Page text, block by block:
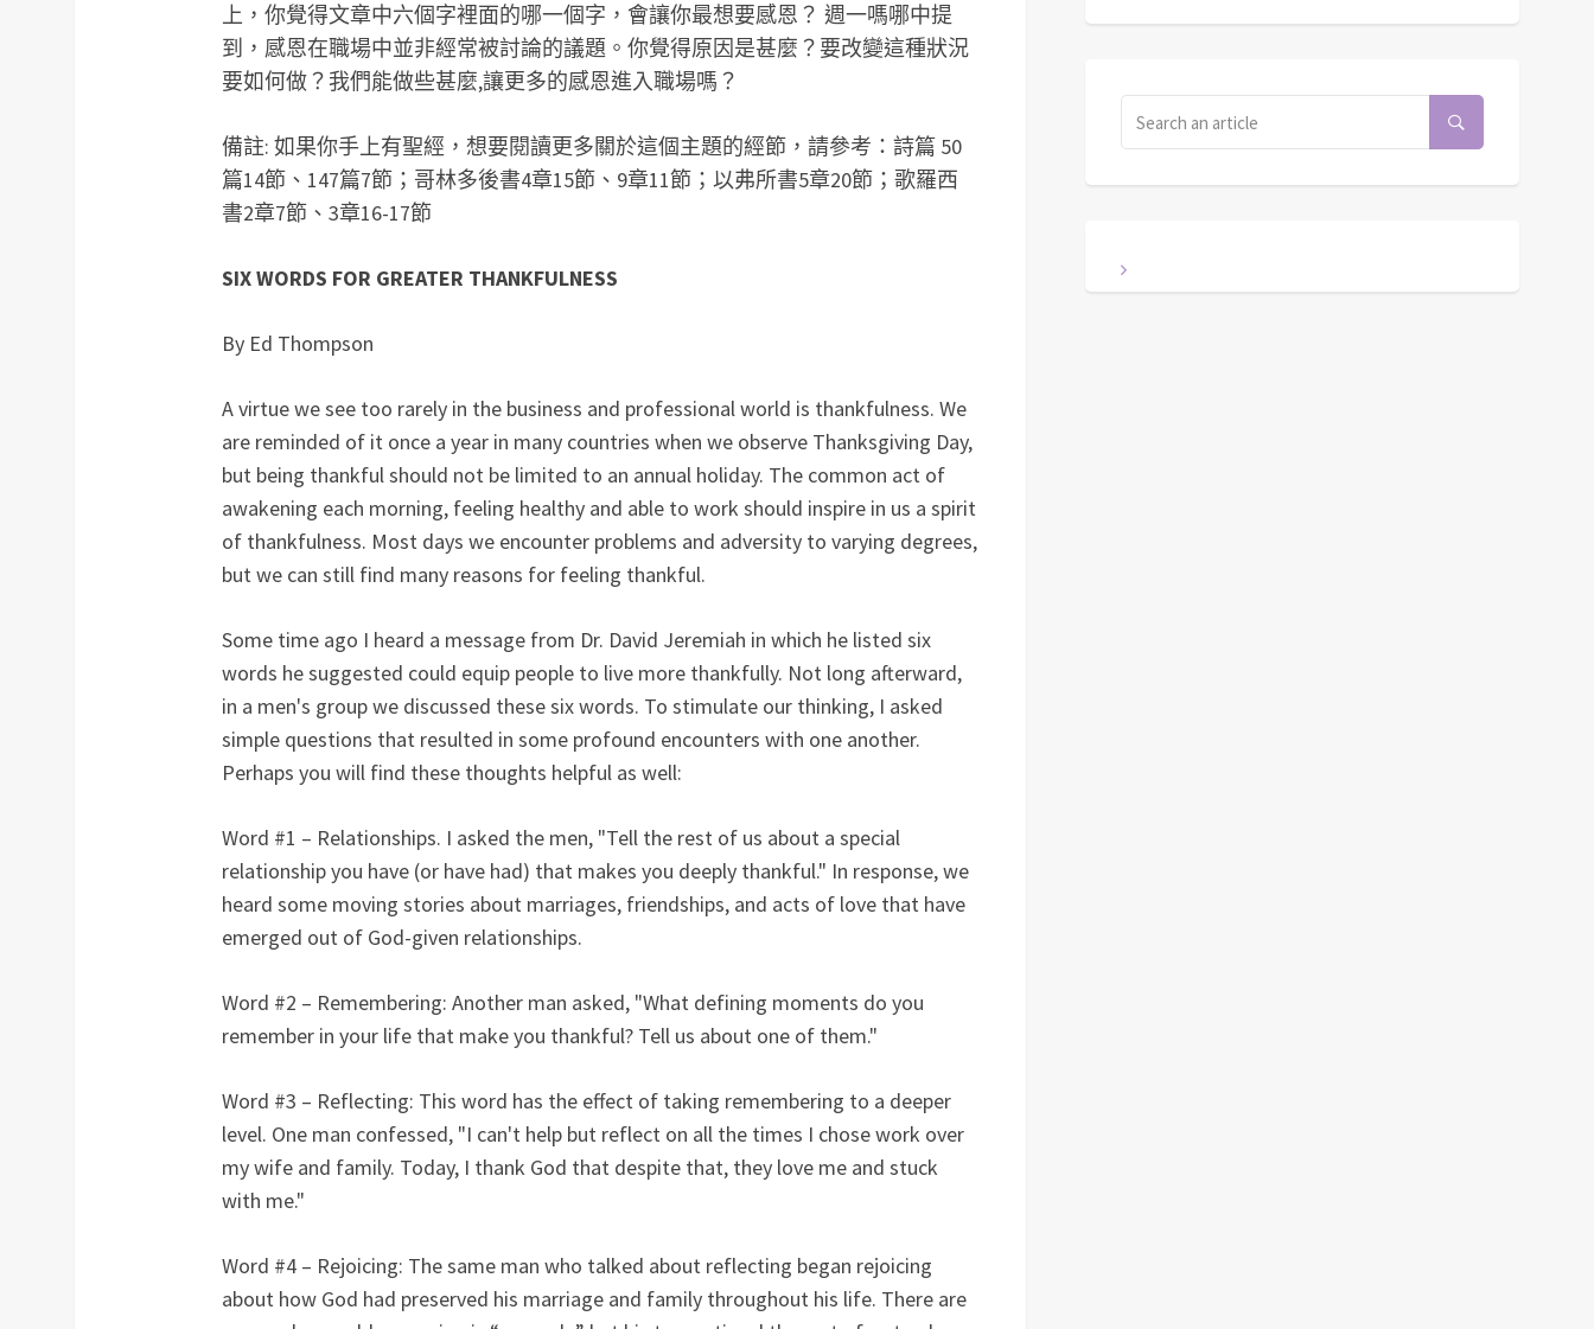
上，你覺得文章中六個字裡面的哪一個字，會讓你最想要感恩？ 週一嗎哪中提
到，感恩在職場中並非經常被討論的議題。你覺得原因是甚麼？要改變這種狀況
要如何做？我們能做些甚麼,讓更多的感恩進入職場嗎？
備註: 如果你手上有聖經，想要閱讀更多關於這個主題的經節，請參考：詩篇 50
篇14節、147篇7節；哥林多後書4章15節、9章11節；以弗所書5章20節；歌羅西
書2章7節、3章16-17節
SIX WORDS FOR GREATER THANKFULNESS
By Ed Thompson
A virtue we see too rarely in the business and professional world is thankfulness. We
are reminded of it once a year in many countries when we observe Thanksgiving Day,
but being thankful should not be limited to an annual holiday. The common act of
awakening each morning, feeling healthy and able to work should inspire in us a spirit
of thankfulness. Most days we encounter problems and adversity to varying degrees,
but we can still find many reasons for feeling thankful.
Some time ago I heard a message from Dr. David Jeremiah in which he listed six
words he suggested could equip people to live more thankfully. Not long afterward,
in a men's group we discussed these six words. To stimulate our thinking, I asked
simple questions that resulted in some profound encounters with one another.
Perhaps you will find these thoughts helpful as well:
Word #1 – Relationships. I asked the men, "Tell the rest of us about a special
relationship you have (or have had) that makes you deeply thankful." In response, we
heard some moving stories about marriages, friendships, and acts of love that have
emerged out of God-given relationships.
Word #2 – Remembering: Another man asked, "What defining moments do you
remember in your life that make you thankful? Tell us about one of them."
Word #3 – Reflecting: This word has the effect of taking remembering to a deeper
level. One man confessed, "I can't help but reflect on all the times I chose work over
my wife and family. Today, I thank God that despite that, they love me and stuck
with me."
Word #4 – Rejoicing: The same man who talked about reflecting began rejoicing
about how God had preserved his marriage and family throughout his life. There are